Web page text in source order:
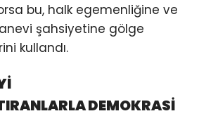
bu, halk egemenliğine ve
şahsiyetine gölge
kullandı.
DEMOKRASİ